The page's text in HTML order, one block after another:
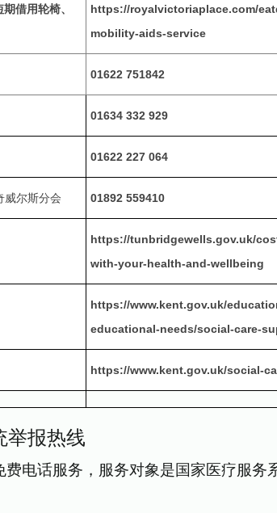
借用轮椅、
https://royalvictoriaplace.com/
mobility-aids-service
01622 751842
01634 332 929
01622 227 064
威尔斯分会 01892 559410
https://tunbridgewells.gov.uk/
with-your-health-and-wellbeing
https://www.kent.gov.uk/
educational-needs/social-care-
https://www.kent.gov.uk/social-
举报热线
电话服务，服务对象是国家医疗服务